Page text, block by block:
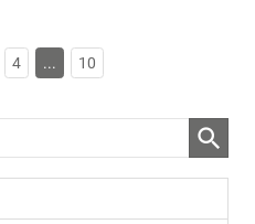
4 ... 10